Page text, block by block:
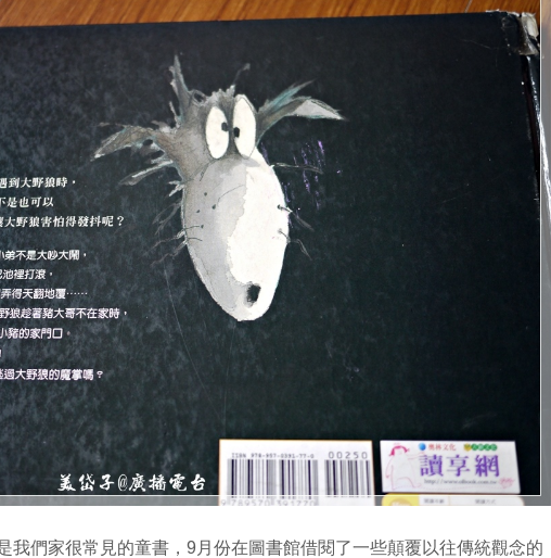
我們家很常見的童書，9月份在圖書館借閱了一些顛覆以往傳統觀念的